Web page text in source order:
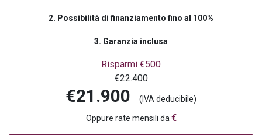
2. Possibilità di finanziamento fino al 100%
3. Garanzia inclusa
Risparmi €500
€22.400
€21.900 (IVA deducibile)
Oppure rate mensili da €